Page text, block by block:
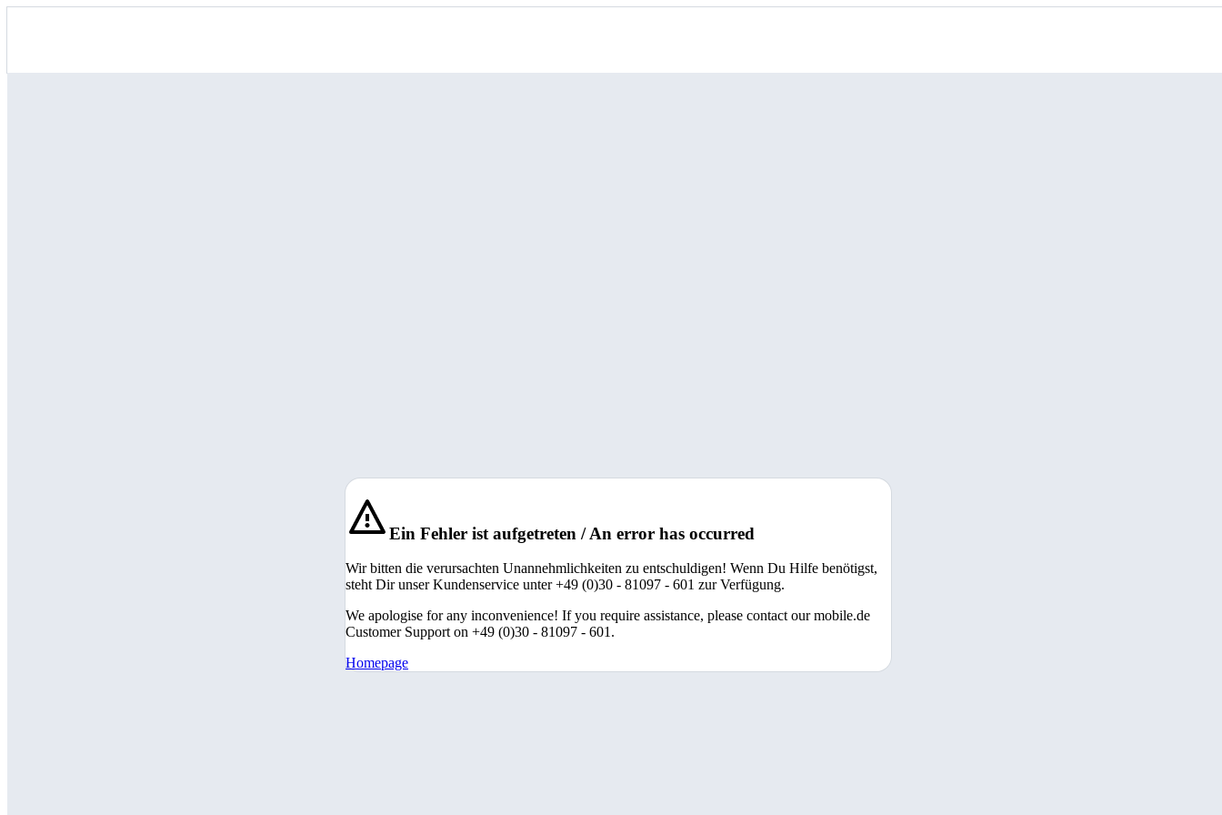
Ein Fehler ist aufgetreten / An error has occurred
Wir bitten die verursachten Unannehmlichkeiten zu entschuldigen! Wenn Du Hilfe benötigst,
steht Dir unser Kundenservice unter +49 (0)30 - 81097 - 601 zur Verfügung.
We apologise for any inconvenience! If you require assistance, please contact our mobile.de
Customer Support on +49 (0)30 - 81097 - 601.
Homepage